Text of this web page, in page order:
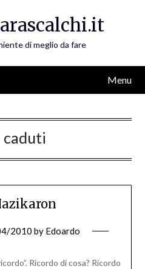
di meglio da fare
Menu
caduti
2010 by Edoardo
Ricordo di cosa? Ricordo